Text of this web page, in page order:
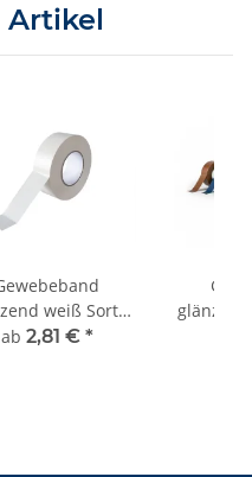
Artikel
weiß Sorte
K372
ab 2,81 € *